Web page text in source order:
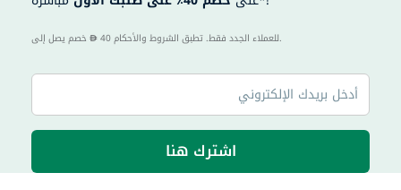
40 للعملاء الجدد فقط. تطبق الشروط والأحكام.
اشترك هنا